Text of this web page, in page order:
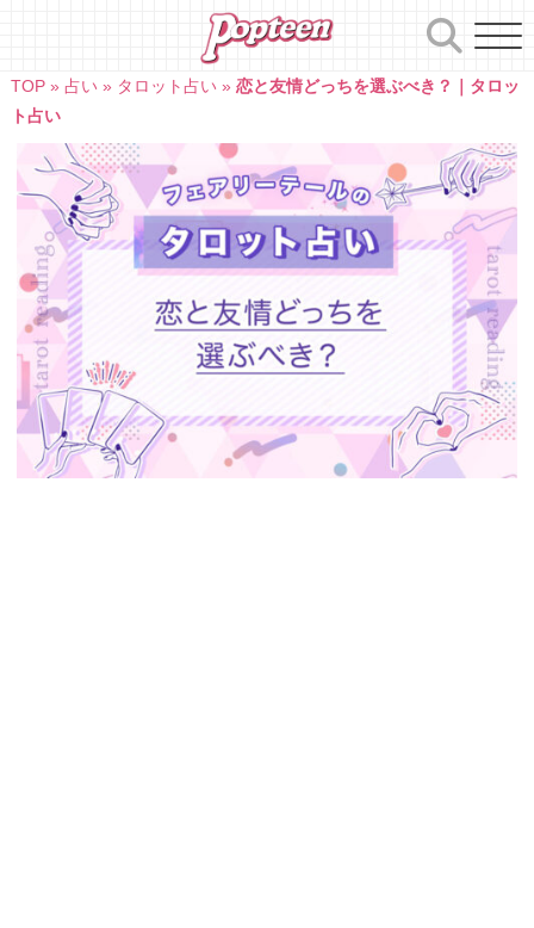
TOP» 占い» タロット占い» 恋と友情どっちを選ぶべき？｜タロッ
ト占い